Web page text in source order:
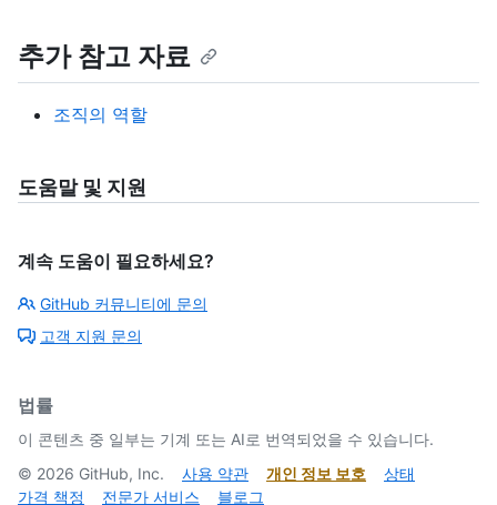
추가 참고 자료
조직의 역할
도움말 및 지원
계속 도움이 필요하세요?
GitHub 커뮤니티에 문의
고객 지원 문의
법률
이 콘텐츠 중 일부는 기계 또는 AI로 번역되었을 수 있습니다.
© 2026 GitHub, Inc. 사용 약관 개인 정보 보호
상태
가격 책정
전문가 서비스 블로그